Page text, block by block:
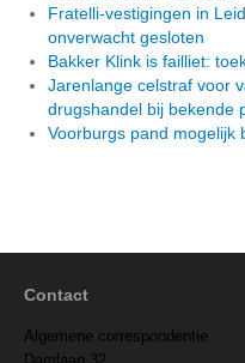
Fratelli-vestigingen in
onverwacht gesloten
Bakker Klink is failliet:
Jarenlange celstraf voor
drugshandel bij bekende
Voorburgs pand mogelijk
Contact
Algemene correspondentie